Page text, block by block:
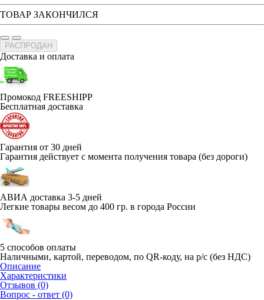
ТОВАР ЗАКОНЧИЛСЯ
РАСПРОДАН
Доставка и оплата
Промокод FREESHIPP
Бесплатная доставка
Гарантия от 30 дней
Гарантия действует с момента получения товара (без дороги)
АВИА доставка 3-5 дней
Легкие товары весом до 400 гр. в города России
5 способов оплаты
Наличными, картой, переводом, по QR-коду, на р/с (без НДС)
Описание
Характеристики
Отзывов (0)
Вопрос - ответ (0)